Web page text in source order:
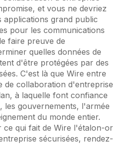
et vous ne devriez
applications grand public
pour les communications
faire preuve de
quelles données de
d'être protégées par des
C'est là que Wire entre
de collaboration d'entreprise
à laquelle font confiance
les gouvernements, l'armée
du monde entier.
qui fait de Wire l'étalon-or
sécurisées, rendez-